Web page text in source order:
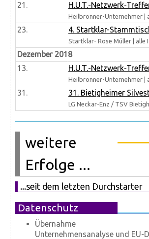
21. H.U.T.-Netzwerk-
Heilbronner-Unternehmer |
23. 4. Startklar-
Startklar- Rose Müller | alle
Dezember 2018
13.
H.U.T.-Netzwerk-
Heilbronner-Unternehmer |
31. 31. Bietigheimer
LG Neckar-Enz / TSV
weitere
Erfolge ...
...seit dem letzten Durchstarter
Datenschutz
Übernahme
Unternehmensanalyse und EU-